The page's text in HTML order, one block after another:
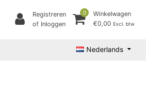
Registreren
of Inloggen
0
Winkelwagen
€0,00 Excl. btw
Nederlands